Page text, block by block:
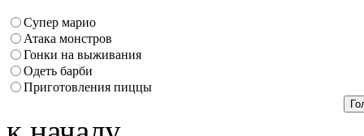
Супер марио
Атака монстров
Гонки на выживания
Одеть барби
Приготовления пиццы